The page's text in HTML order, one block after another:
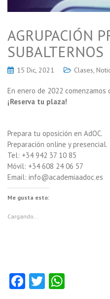
AGRUPACIÓN
SUBALTERNOS
15 Dic, 2021 Clases,
En enero de 2022 comenzamos
¡Reserva tu plaza!
Prepara tu oposición en AdOC.
Preparación online y presencial.
Tel: +34 942 37 10 85
Móvil: +34 608 24 06 57
Email: info@academiaadoc.es
Me gusta esto:
Cargando...
Fa T